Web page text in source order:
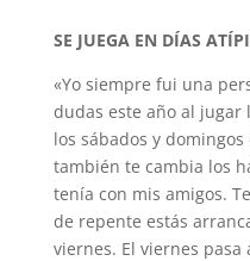
SE JUEGA EN DÍAS
«Yo siempre fui una
dudas este año al jugar
los sábados y
también te cambia los
tenía con mis amigos.
de repente estás
viernes. El viernes pasa